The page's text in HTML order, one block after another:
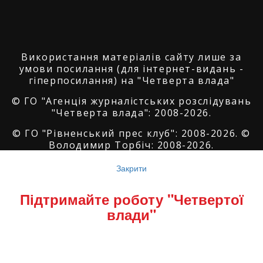
Використання матеріалів сайту лише за
умови посилання (для інтернет-видань -
гіперпосилання) на "Четверта влада"
© ГО "Агенція журналістських розслідувань
"Четверта влада": 2008-2026.
© ГО "Рівненський прес клуб": 2008-2026. ©
Володимир Торбіч: 2008-2026.
SoftGroup
Reserved
Закрити
Підтримайте роботу "Четвертої
влади"